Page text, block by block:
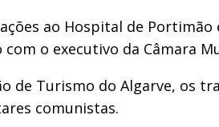
ao Hospital de
o executivo da Câmara
de Turismo do Algarve, os
comunistas.